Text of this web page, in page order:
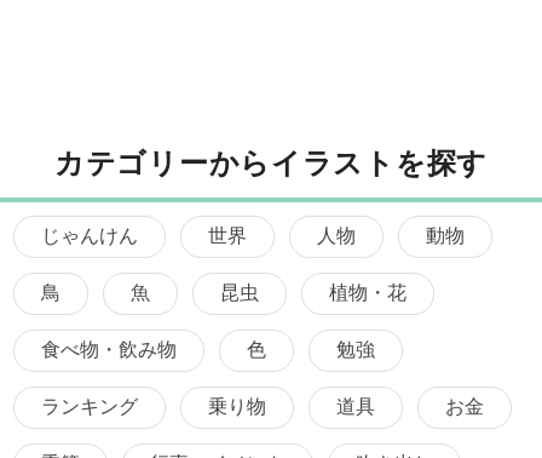
カテゴリーからイラストを探す
じゃんけん 世界 人物 動物
鳥 魚 昆虫 植物・花
食べ物・飲み物 色 勉強
ランキング 乗り物 道具 お金